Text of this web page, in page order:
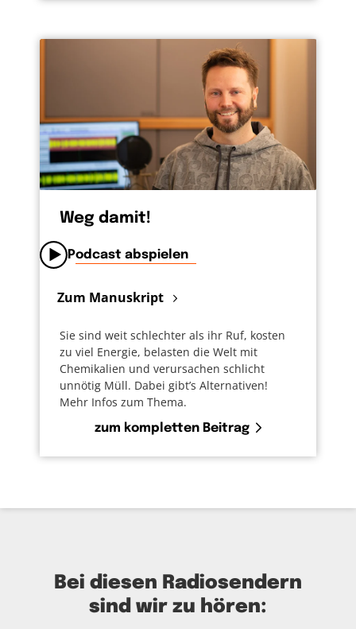
Weg damit!
Podcast abspielen
Zum Manuskript
Sie sind weit schlechter als ihr Ruf, kosten
zu viel Energie, belasten die Welt mit
Chemikalien und verursachen schlicht
unnötig Müll. Dabei gibt’s Alternativen!
Mehr Infos zum Thema.
zum kompletten Beitrag
Bei diesen Radiosendern
sind wir zu hören: